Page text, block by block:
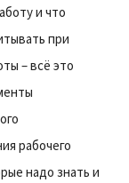
и что
при
– всё это
рабочего
надо знать и